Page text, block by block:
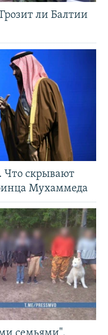
ли Балтии
скрывают
Мухаммеда